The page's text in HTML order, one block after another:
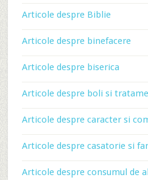
Articole despre Biblie
Articole despre binefacere
Articole despre biserica
Articole despre boli si
Articole despre caracter si
Articole despre casatorie si
Articole despre consumul de